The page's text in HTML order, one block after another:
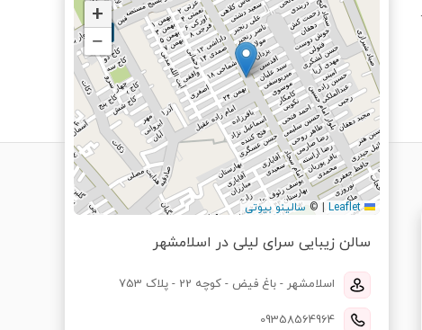
+
−
Leaflet
© سالینو بیوتی
سالن زیبایی سرای لیلی در اسلامشهر
اسلامشهر - باغ فیض - کوچه 22 - پلاک 753
09358564964